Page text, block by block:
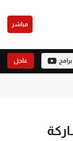
مباشر
برامج عاجل